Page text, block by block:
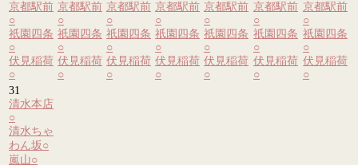
京都駅前
○
祇園四条
○
伏見稲荷
○
京都駅前
○
祇園四条
○
伏見稲荷
○
京都駅前
○
祇園四条
○
伏見稲荷
○
京都駅前
○
祇園四条
○
伏見稲荷
○
京都駅前
○
祇園四条
○
伏見稲荷
○
京都駅前
○
祇園四条
○
伏見稲荷
○
京都駅前
○
祇園四条
○
伏見稲荷
○
31
清水本店
○
清水ちゃ
わん坂○
嵐山○